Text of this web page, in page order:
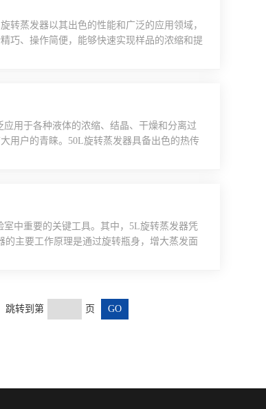
转蒸发器以其出色的性能和广泛的应用领域，
巧、操作简便，能够快速实现样品的浓缩和提
用于各种液体的浓缩、结晶、干燥和分离过
用户的青睐。50L旋转蒸发器具备出色的热传
中重要的关键工具。其中，5L旋转蒸发器凭
主要工作原理是通过旋转瓶身，增大蒸发面
跳转到第 页